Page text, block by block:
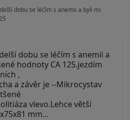
dobu se léčím s anemii a byli mi
dobu se léčím s anemii a
hodnoty CA 125.jezdím
,
a závěr je --Mikrocystav
vlevo.Lehce větší
mm…